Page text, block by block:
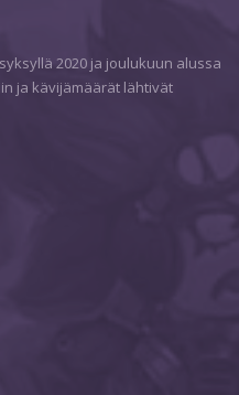
2020 ja joulukuun alussa
ja kävijämäärät lähtivät